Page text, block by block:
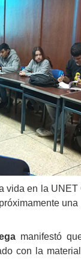
vida en la
manifestó
con la